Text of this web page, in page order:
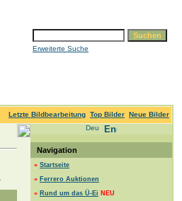
Erweiterte Suche
Letzte Bildbearbeitung Top Bilder Neue Bilder
Navigation
» Startseite
» Ferrero Auktionen
» Rund um das Ü-Ei NEU